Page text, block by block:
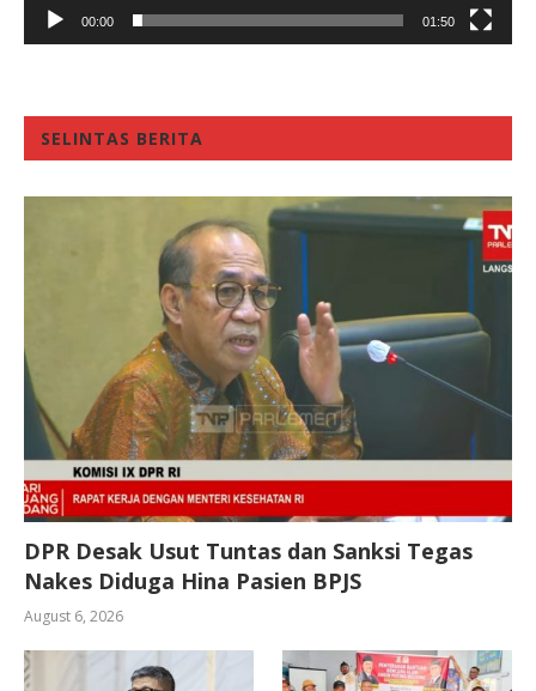
00:00 01:50
SELINTAS BERITA
DPR Desak Usut Tuntas dan Sanksi Tegas
Nakes Diduga Hina Pasien BPJS
August 6, 2026